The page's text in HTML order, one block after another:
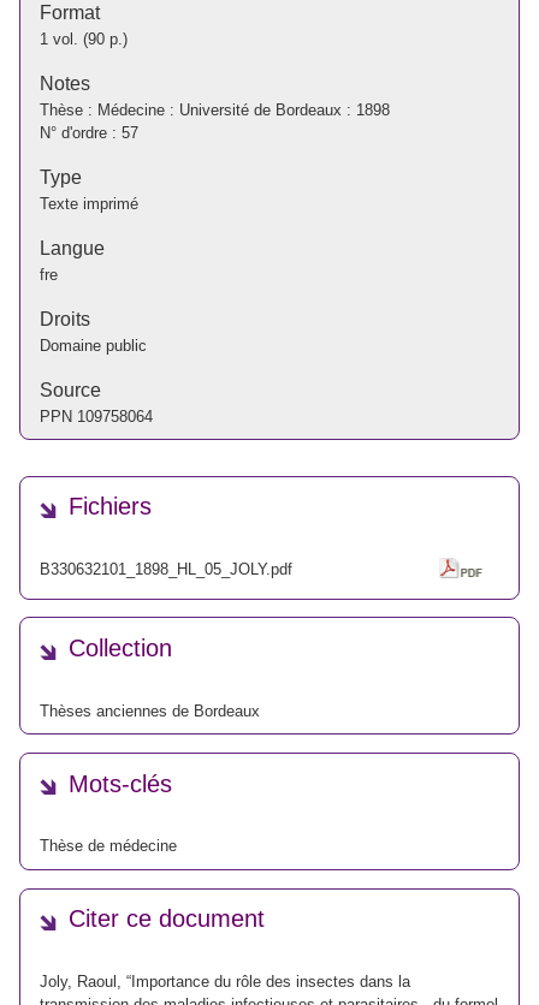
Format
1 vol. (90 p.)
Notes
Thèse : Médecine : Université de Bordeaux : 1898
N° d'ordre : 57
Type
Texte imprimé
Langue
fre
Droits
Domaine public
Source
PPN 109758064
Fichiers
B330632101_1898_HL_05_JOLY.pdf
Collection
Thèses anciennes de Bordeaux
Mots-clés
Thèse de médecine
Citer ce document
Joly, Raoul, “Importance du rôle des insectes dans la